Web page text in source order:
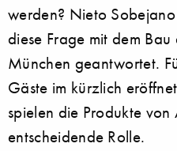
werden? Nieto
diese Frage mit dem Bau
München geantwortet.
Gäste im kürzlich
spielen die Produkte von
entscheidende Rolle.